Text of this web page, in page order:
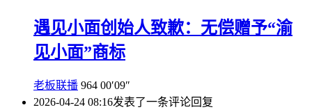
遇见小面创始人致歉：无偿赠予“渝
见小面”商标
老板联播 964 00′09″
2026-04-24 08:16发表了一条评论回复